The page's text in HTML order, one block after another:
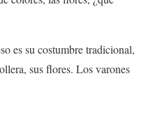
es su costumbre tradicional,
sus flores. Los varones